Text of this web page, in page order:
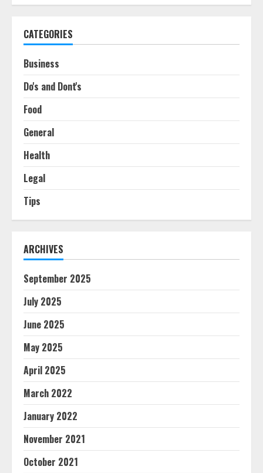
CATEGORIES
Business
Do's and Dont's
Food
General
Health
Legal
Tips
ARCHIVES
September 2025
July 2025
June 2025
May 2025
April 2025
March 2022
January 2022
November 2021
October 2021